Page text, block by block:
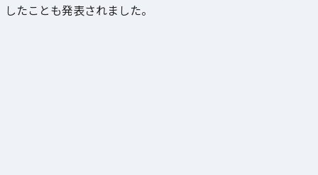
したことも発表されました。